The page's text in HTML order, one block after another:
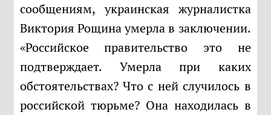
сообщениям, украинская журналистка
Виктория Рощина умерла в заключении.
«Российское правительство это не
подтверждает. Умерла при каких
обстоятельствах? Что с ней случилось в
российской тюрьме? Она находилась в